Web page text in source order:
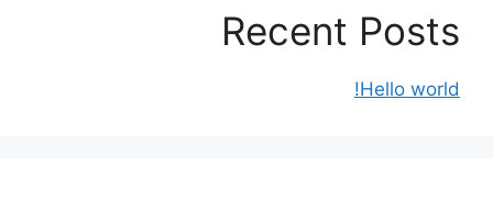
Recent Posts
Hello world!